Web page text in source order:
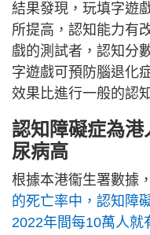
結果發現，玩填字遊
所提高，認知能力有
戲的測試者，認知分
字遊戲可預防腦退化
效果比進行一般的認
認知障礙症為
尿病高
根據本港衞生署數據，
的死亡率中，認知障
2022年間每10萬人就